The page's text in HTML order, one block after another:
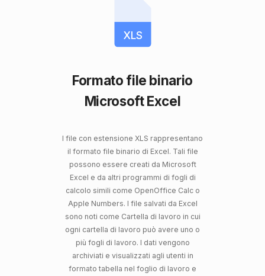
XLS
Formato file binario
Microsoft Excel
I file con estensione XLS rappresentano
il formato file binario di Excel. Tali file
possono essere creati da Microsoft
Excel e da altri programmi di fogli di
calcolo simili come OpenOffice Calc o
Apple Numbers. I file salvati da Excel
sono noti come Cartella di lavoro in cui
ogni cartella di lavoro può avere uno o
più fogli di lavoro. I dati vengono
archiviati e visualizzati agli utenti in
formato tabella nel foglio di lavoro e